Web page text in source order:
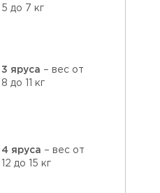
5 до 7 кг
3 яруса – вес от
8 до 11 кг
4 яруса – вес от
12 до 15 кг